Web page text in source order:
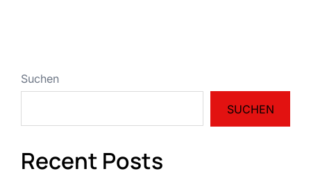
Suchen
SUCHEN
Recent Posts